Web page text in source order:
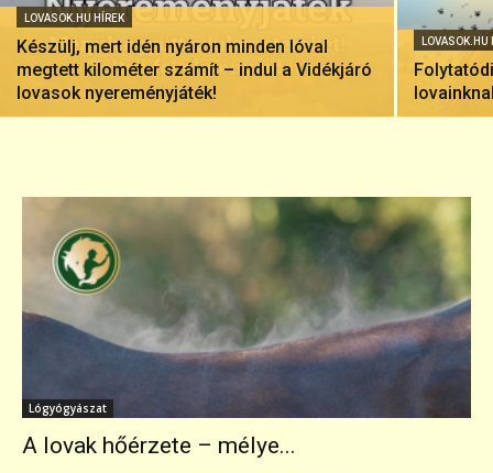
LOVASOK.HU HÍREK
Készülj, mert idén nyáron minden lóval
megtett kilométer számít – indul a Vidékjáró
lovasok nyereményjáték!
LOVASOK.HU
Lógyógyászat
A lovak hőérzete – mélye...